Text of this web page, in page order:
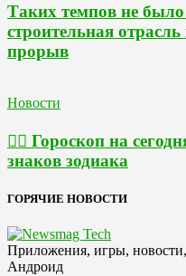
Таких темпов не было
строительная
прорыв
Новости
🧙‍♀ Гороскоп на
знаков зодиака
ГОРЯЧИЕ НОВОСТИ
Приложения, игры, новости,
Андроид